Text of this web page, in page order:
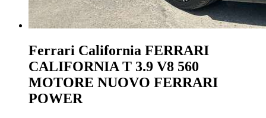
Ferrari California FERRARI
CALIFORNIA T 3.9 V8 560
MOTORE NUOVO FERRARI
POWER